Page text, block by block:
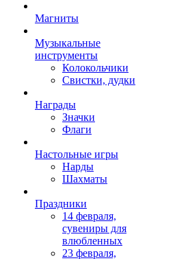
Магниты
Музыкальные
инструменты
Колокольчики
Свистки, дудки
Награды
Значки
Флаги
Настольные игры
Нарды
Шахматы
Праздники
14 февраля,
сувениры для
влюбленных
23 февраля,